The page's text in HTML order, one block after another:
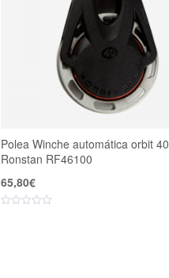
Polea Winche automática orbit 40
Ronstan RF46100
65,80€